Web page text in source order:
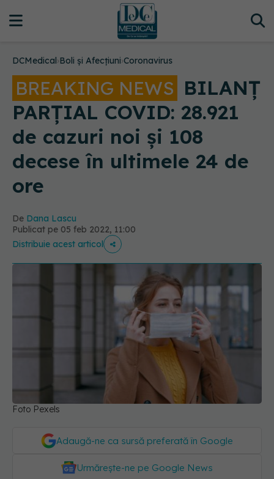
DCMedical›Boli și Afecțiuni›Coronavirus
BREAKING NEWS BILANȚ
PARȚIAL COVID: 28.921
de cazuri noi și 108
decese în ultimele 24 de
ore
De Dana Lascu
Publicat pe 05 feb 2022, 11:00
Distribuie acest articol
Foto Pexels
Adaugă-ne ca sursă preferată în Google
Urmărește-ne pe Google News